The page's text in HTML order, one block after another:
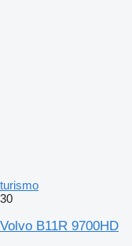
turismo
30
Volvo B11R 9700HD